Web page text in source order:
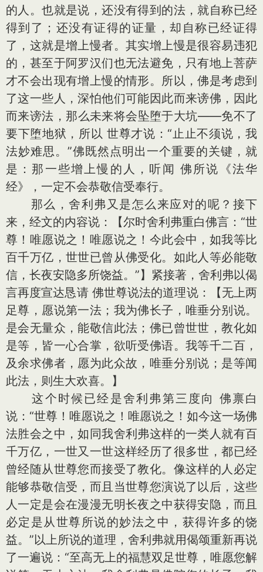
的人。也就是说，还没有得到的法，就自称已经
得到了；还没有证得的证量，却自称已经证得
了，这就是增上慢者。其实增上慢是很容易违犯
的，甚至于阿罗汉们也无法避免，只有地上菩萨
才不会出现有增上慢的情形。所以，佛是考虑到
了这一些人，深怕他们可能因此而来谤佛，因此
而来谤法，那么未来将会坠堕于大坑——免不了
要下堕地狱，所以 世尊才说：“止止不须说，我
法妙难思。”佛既然点明出一个重要的关键，就
是：那一些增上慢的人，听闻 佛所说《法华
经》，一定不会恭敬信受奉行。
那么，舍利弗又是怎么来应对的呢？接下
来，经文的内容说：【尔时舍利弗重白佛言：“世
尊！唯愿说之！唯愿说之！今此会中，如我等比
百千万亿，世世已曾从佛受化。如此人等必能敬
信，长夜安隐多所饶益。”】紧接著，舍利弗以偈
言再度宣达恳请 佛世尊说法的道理说：【无上两
足尊，愿说第一法；我为佛长子，唯垂分别说。
是会无量众，能敬信此法；佛已曾世世，教化如
是等，皆一心合掌，欲听受佛语。我等千二百，
及余求佛者，愿为此众故，唯垂分别说；是等闻
此法，则生大欢喜。】
这个时候已经是舍利弗第三度向 佛禀白
说：“世尊！唯愿说之！唯愿说之！如今这一场佛
法胜会之中，如同我舍利弗这样的一类人就有百
千万亿，一世又一世这样经历了很多世，都已经
曾经随从世尊您而接受了教化。像这样的人必定
能够恭敬信受，而且当世尊您演说了以后，这些
人一定是会在漫漫无明长夜之中获得安隐，而且
必定是从世尊所说的妙法之中，获得许多的饶
益。”以上所说的道理，舍利弗就用偈颂重新再说
了一遍说：“至高无上的福慧双足世尊，唯愿您解